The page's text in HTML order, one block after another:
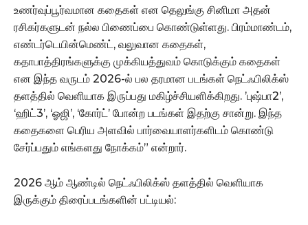
உணர்வுப்பூர்வமான கதைகள் என தெலுங்கு சினிமா அதன்
ரசிகர்களுடன் நல்ல பிணைப்பை கொண்டுள்ளது. பிரம்மாண்டம்,
எண்டர்டெயின்மெண்ட், வலுவான கதைகள்,
கதாபாத்திரங்களுக்கு முக்கியத்துவம் கொடுக்கும் கதைகள்
என இந்த வருடம் 2026-ல் பல தரமான படங்கள் நெட்ஃபிலிக்ஸ்
தளத்தில் வெளியாக இருப்பது மகிழ்ச்சியளிக்கிறது. ’புஷ்பா2’,
‘ஹிட்3’, ‘ஓஜி’, ‘கோர்ட்’ போன்ற படங்கள் இதற்கு சான்று. இந்த
கதைகளை பெரிய அளவில் பார்வையாளர்களிடம் கொண்டு
சேர்ப்பதும் எங்களது நோக்கம்” என்றார்.
2026 ஆம் ஆண்டில் நெட்ஃபிலிக்ஸ் தளத்தில் வெளியாக
இருக்கும் திரைப்படங்களின் பட்டியல்: